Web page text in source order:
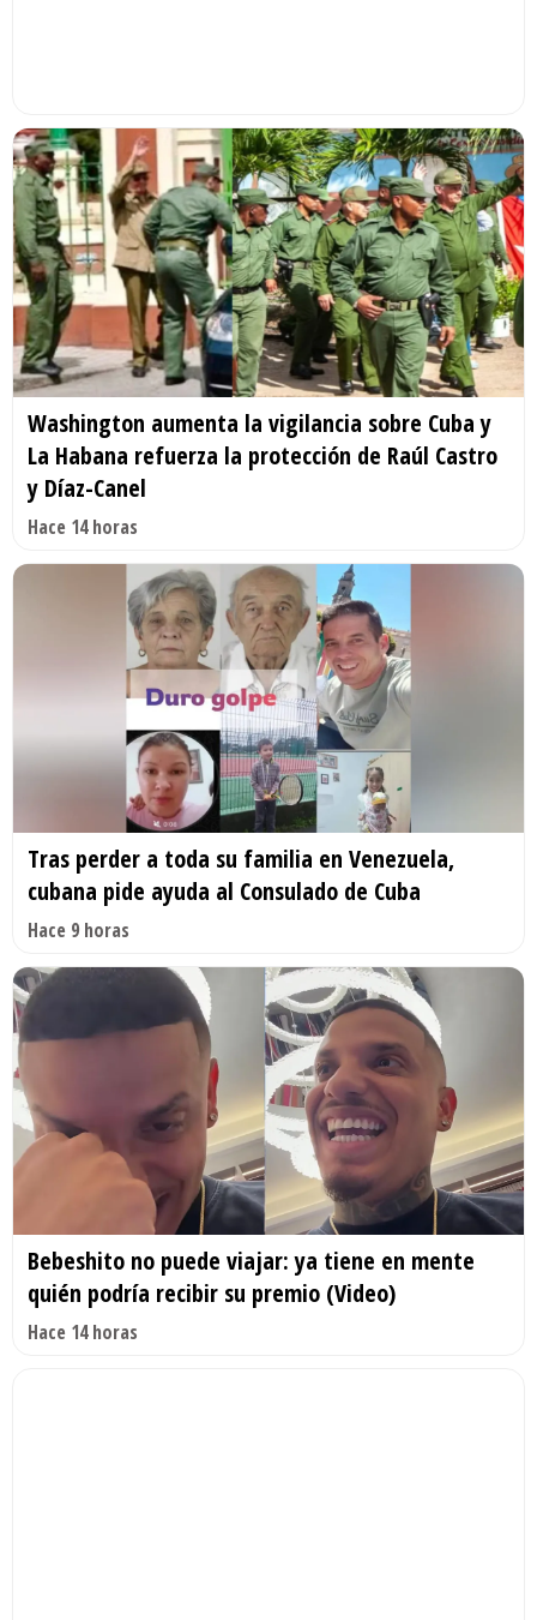
Washington aumenta la vigilancia sobre Cuba y
La Habana refuerza la protección de Raúl Castro
y Díaz-Canel
Hace 14 horas
Tras perder a toda su familia en Venezuela,
cubana pide ayuda al Consulado de Cuba
Hace 9 horas
Bebeshito no puede viajar: ya tiene en mente
quién podría recibir su premio (Video)
Hace 14 horas